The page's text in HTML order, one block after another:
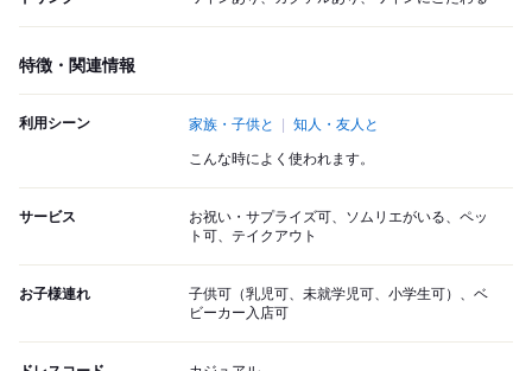
特徴・関連情報
利用シーン 家族・子供と 知人・友人と
こんな時によく使われます。
サービス
お祝い・サプライズ可、ソムリエがいる、ペッ
ト可、テイクアウト
お子様連れ
子供可（乳児可、未就学児可、小学生可）、ベ
ビーカー入店可